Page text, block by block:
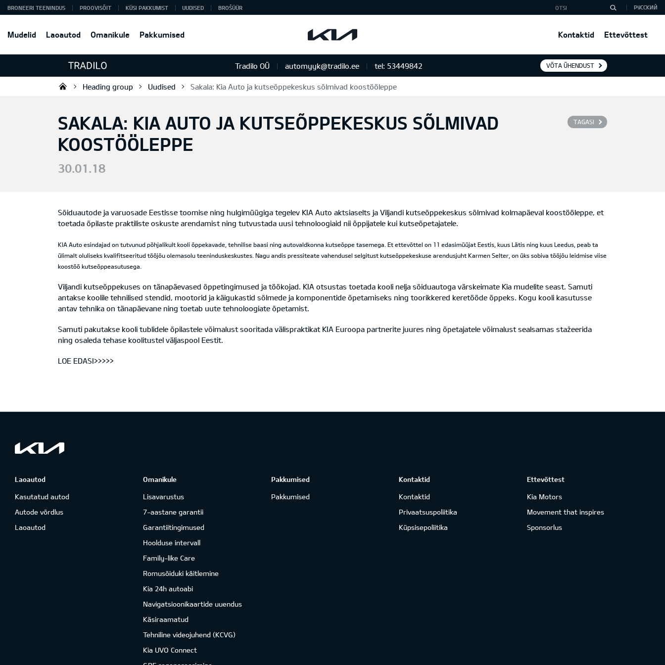
Mudelid Laoautod Omanikule Pakkumised Kontaktid Ettevõttest
BRONEERI TEENINDUS PROOVISÕIT KÜSI PAKKUMIST UUDISED BROŠÜÜR РУССКИЙ
Tradilo OÜ automyyk@tradilo.ee tel: 53449842 VÕTA ÜHENDUST
Tradilo OÜ
Heading group Uudised Sakala: Kia Auto ja kutseõppekeskus sõlmivad koostööleppe
TAGASI
SAKALA: KIA AUTO JA KUTSEÕPPEKESKUS SÕLMIVAD
KOOSTÖÖLEPPE
30.01.18
Sõiduautode ja varuosade Eestisse toomise ning hulgimüügiga tegelev KIA Auto aktsiaselts ja Viljandi kutseõppekeskus sõlmivad kolmapäeval koostööleppe, et
toetada õpilaste praktiliste oskuste arendamist ning tutvustada uusi tehnoloogiaid nii õppijatele kui kutseõpetajatele.
KIA Auto esindajad on tutvunud põhjalikult kooli õppekavade, tehnilise baasi ning autovaldkonna kutseõppe tasemega. Et ettevõttel on 11 edasimüüjat Eestis, kuus Lätis ning kuus Leedus, peab ta
ülimalt oluliseks kvalifitseeritud tööjõu olemasolu teeninduskeskustes. Nagu andis pressiteate vahendusel selgitust kutseõppekeskuse arendusjuht Karmen Selter, on üks sobiva tööjõu leidmise viise
koostöö kutseõppeasutusega.
Viljandi kutseõppekuses on tänapäevased õppetingimused ja töökojad. KIA otsustas toetada kooli nelja sõiduautoga värskeimate Kia mudelite seast. Samuti
antakse koolile tehnilised stendid, mootorid ja käigukastid sõlmede ja komponentide õpetamiseks ning toorikkered keretööde õppeks. Kogu kooli kasutusse
antav tehnika on tänapäevane ning toetab uute tehnoloogiate õpetamist.
Samuti pakutakse kooli tublidele õpilastele võimalust sooritada välispraktikat KIA Euroopa partnerite juures ning õpetajatele võimalust sealsamas stažeerida
ning osaleda tehase koolitustel väljaspool Eestit.
LOE EDASI>>>>>
Laoautod
Kasutatud autod
Autode võrdlus
Laoautod
Omanikule
Lisavarustus
7-aastane garantii
Garantiitingimused
Hoolduse intervall
Family-like Care
Romusõiduki käitlemine
Kia 24h autoabi
Navigatsioonikaartide uuendus
Käsiraamatud
Tehniline videojuhend (KCVG)
Kia UVO Connect
Pakkumised
Pakkumised
Kontaktid
Kontaktid
Privaatsuspoliitika
Küpsisepoliitika
Ettevõttest
Kia Motors
Movement that inspires
Sponsorlus